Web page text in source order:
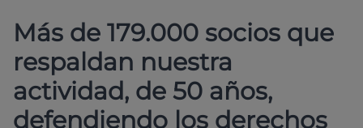
Más de 179.000 socios que
respaldan nuestra
actividad, de 50 años,
defendiendo los derechos